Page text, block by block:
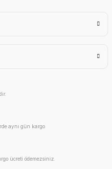
aynı gün kargo
ücreti ödemezsiniz.